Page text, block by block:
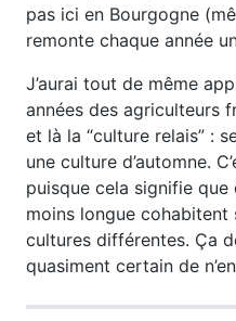
pas ici en Bourgogne
remonte chaque année
J’aurai tout de même
années des agriculteurs
et là la “culture relais” :
une culture d’automne.
puisque cela signifie
moins longue cohabitent
cultures différentes. Ça
quasiment certain de